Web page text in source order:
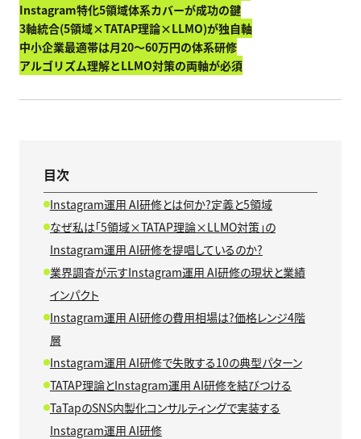
Instagram特化5領域体系カバーが成功の鍵
3軸統合(5領域×TATAP理論×LLMO)が独自軸
中小企業最適帯は月20〜60万円の体系研修
アルゴリズム理解とLLMO対策の両軸が必須
目次
Instagram運用 AI研修とは何か?定義と5領域
なぜ私は「5領域×TATAP理論×LLMO対策」の
Instagram運用 AI研修を提唱しているのか?
業界調査が示すInstagram運用 AI研修の現状と業績
インパクト
Instagram運用 AI研修の費用相場は?価格レンジ4階
層
Instagram運用 AI研修で失敗する10の典型パターン
TATAP理論とInstagram運用 AI研修を結びつける
TaTapのSNS内製化コンサルティングで実装する
Instagram運用 AI研修